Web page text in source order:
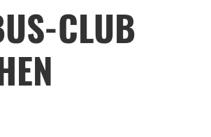
CLUB